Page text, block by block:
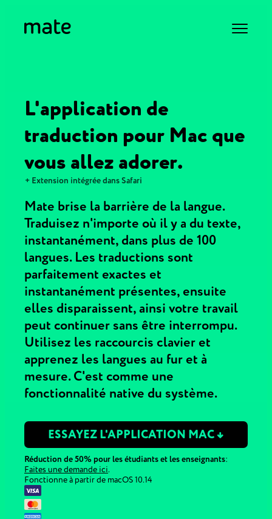
L'application de
traduction pour Mac que
vous allez adorer.
+ Extension intégrée dans Safari
Mate brise la barrière de la langue.
Traduisez n'importe où il y a du texte,
instantanément, dans plus de 100
langues. Les traductions sont
parfaitement exactes et
instantanément présentes, ensuite
elles disparaissent, ainsi votre travail
peut continuer sans être interrompu.
Utilisez les raccourcis clavier et
apprenez les langues au fur et à
mesure. C'est comme une
fonctionnalité native du système.
ESSAYEZ L'APPLICATION MAC ↓
Réduction de 50% pour les étudiants et les enseignants:
Faites une demande ici.
Fonctionne à partir de macOS 10.14